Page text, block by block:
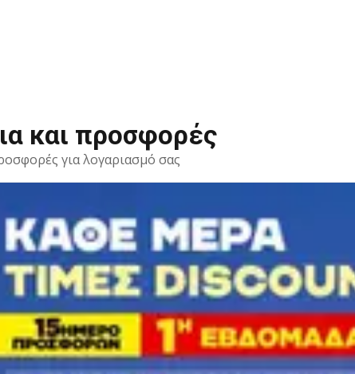
και προσφορές
για λογαριασμό σας